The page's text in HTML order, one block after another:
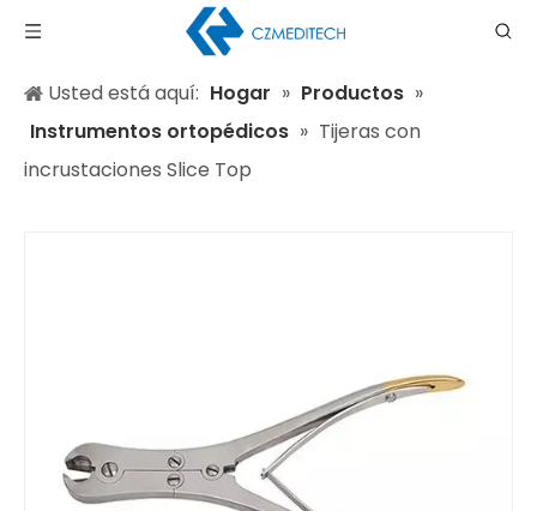
Usted está aquí: Hogar » Productos »
Instrumentos ortopédicos » Tijeras con
incrustaciones Slice Top